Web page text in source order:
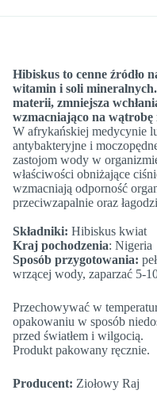
Hibiskus to cenne źródło
witamin i soli
materii, zmniejsza
wzmacniająco na wątrobę
W afrykańskiej medycynie
antybakteryjne i
zastojom wody w
właściwości obniżające
wzmacniają odporność
przeciwzapalnie oraz
Składniki: Hibiskus kwiat
Kraj pochodzenia: Nigeria
Sposób przygotowania:
wrzącej wody, zaparzać 5-
Przechowywać w
opakowaniu w sposób
przed światłem i wilgocią.
Produkt pakowany ręcznie.
Producent: Ziołowy Raj